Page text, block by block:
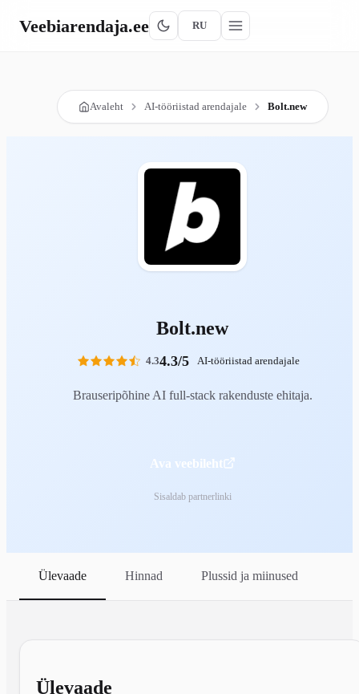
Veebiarendaja.ee RU
Avaleht AI-tööriistad arendajale Bolt.new
Bolt.new
4.34.3/5 AI-tööriistad arendajale
Brauseripõhine AI full-stack rakenduste ehitaja.
Ava veebileht
Sisaldab partnerlinki
Ülevaade Hinnad Plussid ja miinused
Ülevaade